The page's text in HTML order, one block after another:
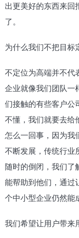
出更美好的东西来回
了。
为什么我们不把目标
不定位为高端并不代
企业就像我们团队一
们接触的有些客户公
不懂，我们就要去给
怎么一回事，因为我
不断发展，传统行业
随时的倒闭，我们了
能帮助到他们，通过
个中小型企业仍然能
我们希望让用户带来